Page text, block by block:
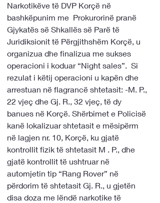
Narkotikëve të DVP Korçë në
bashkëpunim me  Prokurorinë pranë
Gjykatës së Shkallës së Parë të
Juridiksionit të Përgjithshëm Korçë, u
organizua dhe finalizua me sukses
operacioni i koduar “Night sales”.  Si
rezulat i këtij operacioni u kapën dhe
arrestuan në flagrancë shtetasit: -M. P.,
22 vjeç dhe Gj. R., 32 vjeç, të dy
banues në Korçë. Shërbimet e Policisë
kanë lokalizuar shtetasit e mësipërm
në lagjen nr. 10, Korçë, ku gjatë
kontrollit fizik të shtetasit M . P., dhe
gjatë kontrollit të ushtruar në
automjetin tip “Rang Rover” në
përdorim të shtetasit Gj. R., u gjetën
disa doza me lëndë narkotike të